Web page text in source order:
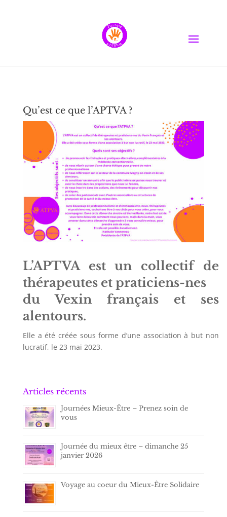
Qu’est ce que l’APTVA ?
L’APTVA est un collectif de
thérapeutes et praticiens-nes
du Vexin français et ses
alentours.
Elle a été créée sous forme d’une association à but non
lucratif, le 23 mai 2023.
Articles récents
Journées Mieux-Être – Prenez soin de
vous
Journée du mieux être – dimanche 25
janvier 2026
Voyage au coeur du Mieux-Être Solidaire